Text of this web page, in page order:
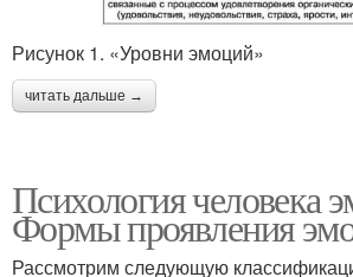
Рисунок 1. «Уровни эмоций»
читать дальше →
Психология человека
Формы проявления
Рассмотрим следующую